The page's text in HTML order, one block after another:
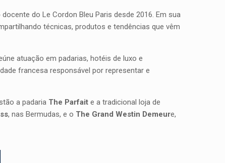
do Le Cordon Bleu Paris desde 2016. Em sua
técnicas, produtos e tendências que vêm
atuação em padarias, hotéis de luxo e
francesa responsável por representar e
a padaria The Parfait e a tradicional loja de
, nas Bermudas, e o The Grand Westin Demeure,